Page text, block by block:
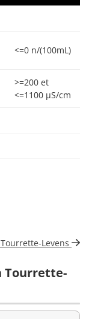
<=0 n/(100mL)
>=200 et
<=1100 µS/cm
Levens
Tourrette-